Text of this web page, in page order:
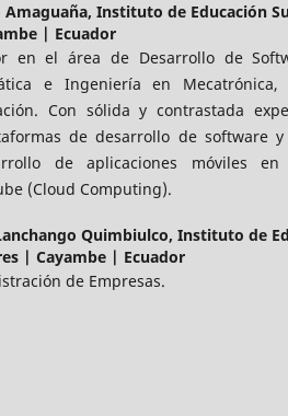
Amaguaña, Instituto de Educación
| Ecuador
en el área de Desarrollo de
e Ingeniería en Mecatrónica,
Con sólida y contrastada
de desarrollo de software
de aplicaciones móviles
(Cloud Computing).
Quimbiulco, Instituto de
| Cayambe | Ecuador
de Empresas.